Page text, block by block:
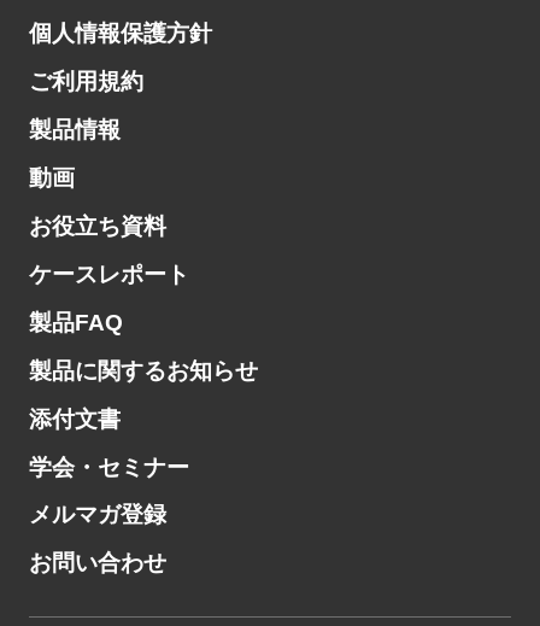
個人情報保護方針
ご利用規約
製品情報
動画
お役立ち資料
ケースレポート
製品FAQ
製品に関するお知らせ
添付文書
学会・セミナー
メルマガ登録
お問い合わせ